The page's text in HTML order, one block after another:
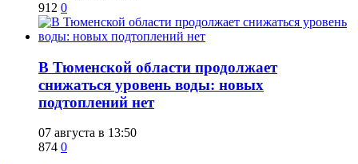
912 0
​В Тюменской области продолжает
снижаться уровень воды: новых
подтоплений нет
07 августа в 13:50
874 0